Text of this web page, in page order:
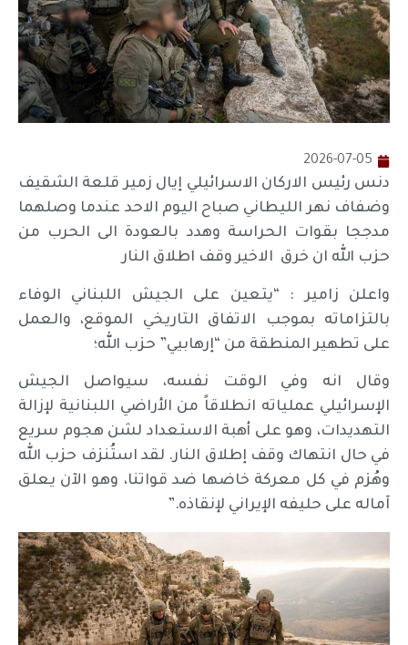
2026-07-05
دنس رئيس الاركان الاسرائيلي إيال زمير قلعة الشقيف
وضفاف نهر الليطاني صباح اليوم الاحد عندما وصلهما
مدججا بقوات الحراسة وهدد بالعودة الى الحرب من
حزب الله ان خرق الاخير وقف اطلاق النار
واعلن زامير : “يتعين على الجيش اللبناني الوفاء
بالتزاماته بموجب الاتفاق التاريخي الموقع، والعمل
على تطهير المنطقة من “إرهابيي” حزب الله؛
وقال انه وفي الوقت نفسه، سيواصل الجيش
الإسرائيلي عملياته انطلاقاً من الأراضي اللبنانية لإزالة
التهديدات، وهو على أهبة الاستعداد لشن هجوم سريع
في حال انتهاك وقف إطلاق النار. لقد استُنزف حزب الله
وهُزم في كل معركة خاضها ضد قواتنا، وهو الآن يعلق
آماله على حليفه الإيراني لإنقاذه.”